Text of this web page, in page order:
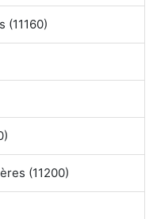
(11160)
(11200)